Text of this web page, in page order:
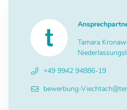
Tamara
+49 9942 94886-19
bewerbung-